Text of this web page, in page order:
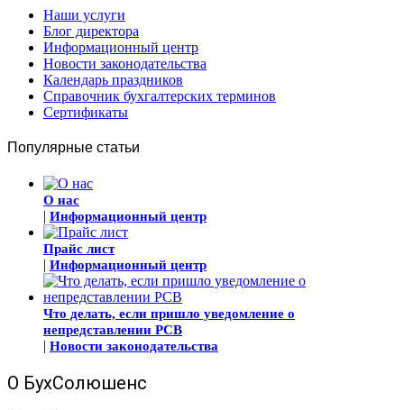
Наши услуги
Блог директора
Информационный центр
Новости законодательства
Календарь праздников
Справочник бухгалтерских терминов
Сертификаты
Популярные статьи
О нас
| Информационный центр
Прайс лист
| Информационный центр
Что делать, если пришло уведомление о
непредставлении РСВ
| Новости законодательства
О БухСолюшенс